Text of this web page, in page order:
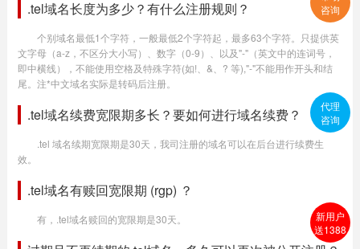
.tel域名长度为多少？有什么注册规则？
个别域名最低1个字符，一般最低2个字符起，最多63个字符。只提供英
文字母（a-z，不区分大小写）、数字（0-9）、以及"-"（英文中的连词号，
即中横线），不能使用空格及特殊字符(如!、&、? 等),"-"不能用作开头和结
尾。注*中文域名实际是转码后注册。
.tel域名续费宽限期多长？要如何进行域名续费？
.tel 域名续期宽限期是30天，我司注册的域名可以在后台进行续费生
效。
.tel域名有赎回宽限期 (rgp) ？
有，.tel域名赎回的宽限期是30天。
咨询
代理
咨询
新用户
送1388